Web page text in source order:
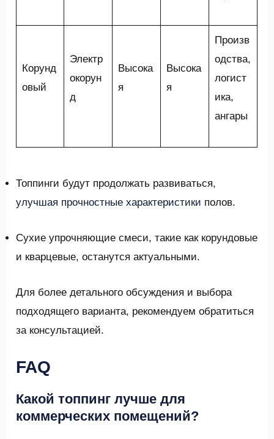
Корунд
овый
Электр
окорун
д
Высока
я
Высока
я
Произв
одства,
логист
ика,
ангары
Топпинги будут продолжать развиваться,
улучшая прочностные характеристики полов.
Сухие упрочняющие смеси, такие как корундовые
и кварцевые, останутся актуальными.
Для более детального обсуждения и выбора
подходящего варианта, рекомендуем обратиться
за консультацией.
FAQ
Какой топпинг лучше для
коммерческих помещений?